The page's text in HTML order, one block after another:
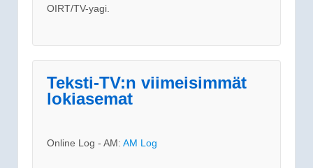
OIRT/TV-yagi.
Teksti-TV:n viimeisimmät
lokiasemat
Online Log - AM: AM Log